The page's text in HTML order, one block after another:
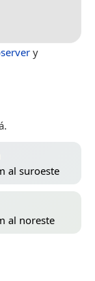
y
al suroeste
al noreste